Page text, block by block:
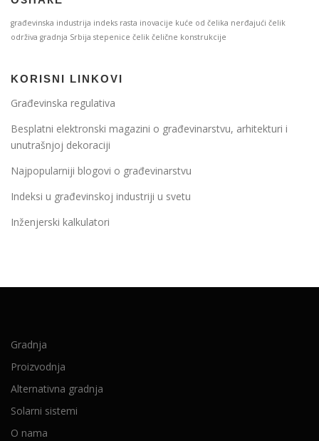
građevinska industrija indeks rasta inovacije kuće od čelika nerđajući čelik
održiva gradnja Srbija stepenice čelik čelične konstrukcije
KORISNI LINKOVI
Građevinska regulativa
Besplatni elektronski magazini o građevinarstvu, arhitekturi i
unutrašnjoj dekoraciji
Najpopularniji blogovi o građevinarstvu
Indeksi u građevinskoj industriji u svetu
Inženjerski kalkulatori
Gradnja
Proizvodnja
Alternativna gradnja
Solarni sistemi
O nama